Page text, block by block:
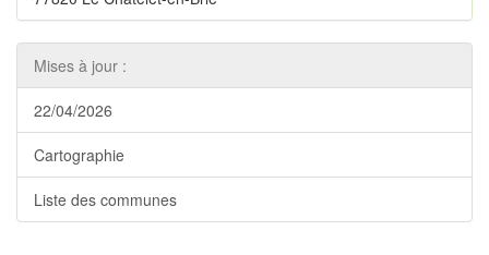
Mises à jour :
22/04/2026
Cartographie
Liste des communes